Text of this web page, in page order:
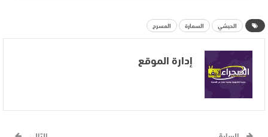
الحبشي السمارة المسرح
إدارة الموقع